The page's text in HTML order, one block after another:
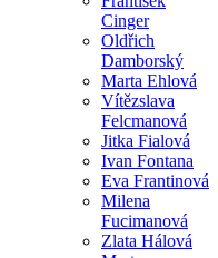
Cinger
Oldřich
Damborský
Marta Ehlová
Vítězslava
Felcmanová
Jitka Fialová
Ivan Fontana
Eva Frantinová
Milena
Fucimanová
Zlata Hálová